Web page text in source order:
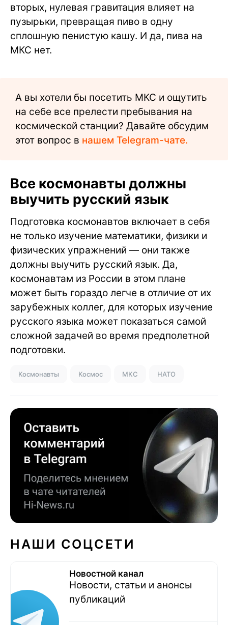
вторых, нулевая гравитация влияет на
пузырьки, превращая пиво в одну
сплошную пенистую кашу. И да, пива на
МКС нет.
А вы хотели бы посетить МКС и ощутить
на себе все прелести пребывания на
космической станции? Давайте обсудим
этот вопрос в нашем Telegram-чате.
Все космонавты должны
выучить русский язык
Подготовка космонавтов включает в себя
не только изучение математики, физики и
физических упражнений — они также
должны выучить русский язык. Да,
космонавтам из России в этом плане
может быть гораздо легче в отличие от их
зарубежных коллег, для которых изучение
русского языка может показаться самой
сложной задачей во время предполетной
подготовки.
Космонавты Космос МКС НАТО
НАШИ СОЦСЕТИ
Новостной канал
Новости, статьи и анонсы
публикаций